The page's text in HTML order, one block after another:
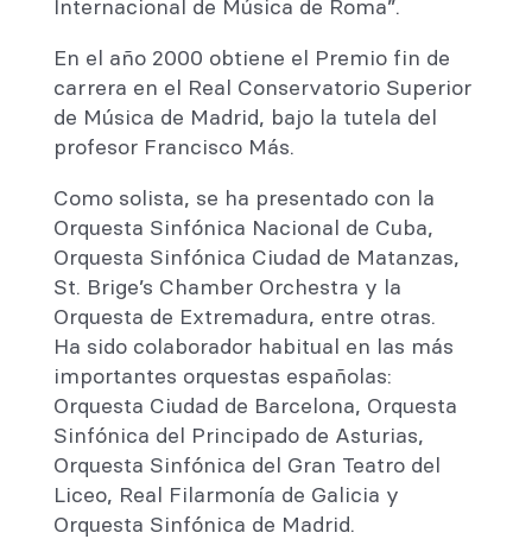
Internacional de Música de Roma”.
En el año 2000 obtiene el Premio fin de
carrera en el Real Conservatorio Superior
de Música de Madrid, bajo la tutela del
profesor Francisco Más.
Como solista, se ha presentado con la
Orquesta Sinfónica Nacional de Cuba,
Orquesta Sinfónica Ciudad de Matanzas,
St. Brige’s Chamber Orchestra y la
Orquesta de Extremadura, entre otras.
Ha sido colaborador habitual en las más
importantes orquestas españolas:
Orquesta Ciudad de Barcelona, Orquesta
Sinfónica del Principado de Asturias,
Orquesta Sinfónica del Gran Teatro del
Liceo, Real Filarmonía de Galicia y
Orquesta Sinfónica de Madrid.